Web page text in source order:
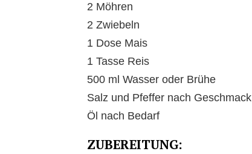
2 Möhren
2 Zwiebeln
1 Dose Mais
1 Tasse Reis
500 ml Wasser oder Brühe
Salz und Pfeffer nach Geschmack
Öl nach Bedarf
ZUBEREITUNG: